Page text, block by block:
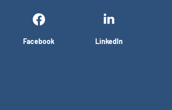
Facebook LinkedIn